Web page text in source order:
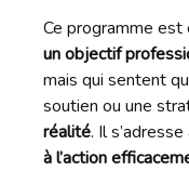
Ce programme est
un objectif
mais qui sentent
soutien ou une
réalité. Il
à l’action